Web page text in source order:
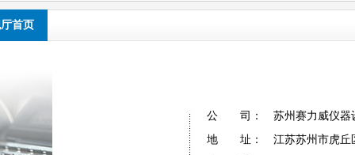
首页
公 司： 苏州赛力威仪器
地 址： 江苏苏州市虎丘